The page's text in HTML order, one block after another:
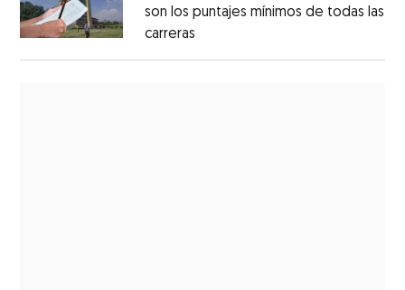
son los puntajes mínimos de todas las
carreras